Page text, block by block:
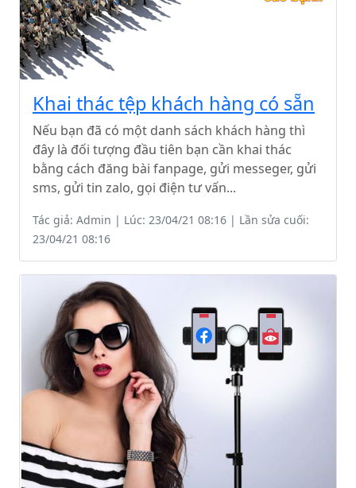
Khai thác tệp khách hàng có sẵn
Nếu bạn đã có một danh sách khách hàng thì
đây là đối tượng đầu tiên bạn cần khai thác
bằng cách đăng bài fanpage, gửi messeger, gửi
sms, gửi tin zalo, gọi điện tư vấn...
Tác giả: Admin | Lúc: 23/04/21 08:16 | Lần sửa cuối:
23/04/21 08:16